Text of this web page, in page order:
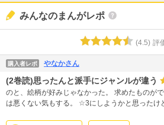
みんなのまんがレポ
(4.5) 評
購入者レポ やなかさん
(2巻読)思ったんと派手にジャンルが違う
のと、絵柄が好みじゃなかった。 求めたものが
は悪くない気もする。 ☆3にしようかと思ったけ